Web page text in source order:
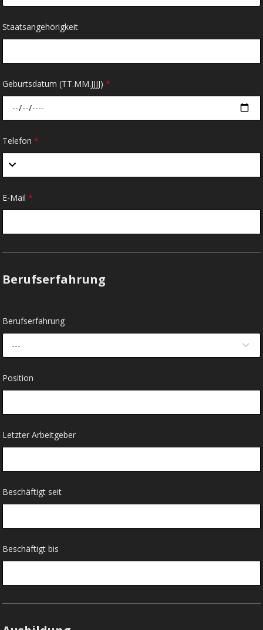
Staatsangehörigkeit
Geburtsdatum (TT.MM.JJJJ)*
Telefon*
E-Mail*
Berufserfahrung
Berufserfahrung
---
Position
Letzter Arbeitgeber
Beschäftigt seit
Beschäftigt bis